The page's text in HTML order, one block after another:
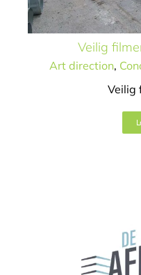
Veilig
Art direction,
Veilig
De